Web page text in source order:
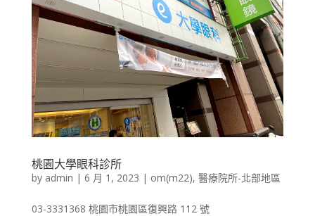
桃園大學眼科診所
by admin | 6 月 1, 2023 | om(m22), 醫療院所-北部地區
03-3331368 桃園市桃園區復興路 112 號